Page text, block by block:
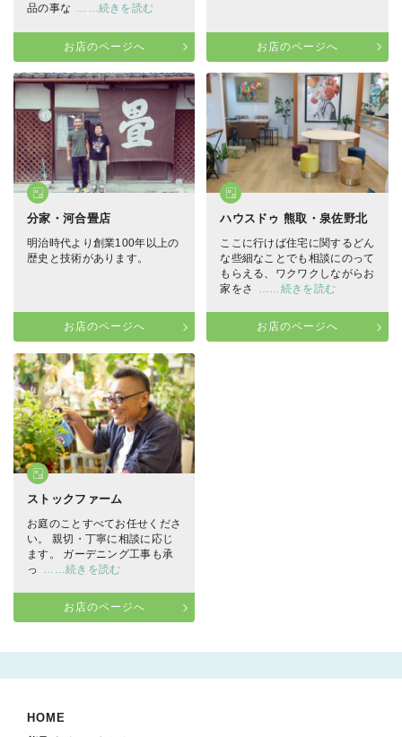
品の事な ……続きを読む
お店のページへ お店のページへ
分家・河合畳店
明治時代より創業100年以上の
歴史と技術があります。
お店のページへ
ハウスドゥ 熊取・泉佐野北
ここに行けば住宅に関するどん
な些細なことでも相談にのって
もらえる、ワクワクしながらお
家をさ
……続きを読む
お店のページへ
ストックファーム
お庭のことすべてお任せくださ
い。 親切・丁寧に相談に応じ
ます。 ガーデニング工事も承
っ
……続きを読む
お店のページへ
HOME